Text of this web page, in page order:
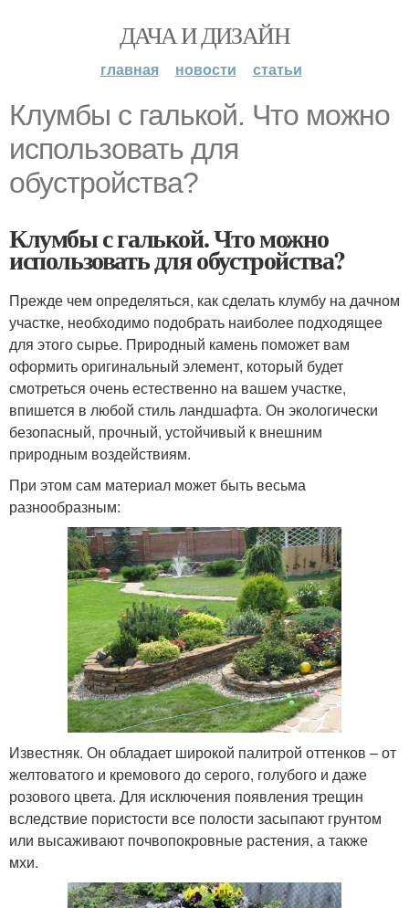
ДАЧА И ДИЗАЙН
главная новости статьи
Клумбы с галькой. Что можно
использовать для
обустройства?
Клумбы с галькой. Что можно
использовать для обустройства?
Прежде чем определяться, как сделать клумбу на дачном
участке, необходимо подобрать наиболее подходящее
для этого сырье. Природный камень поможет вам
оформить оригинальный элемент, который будет
смотреться очень естественно на вашем участке,
впишется в любой стиль ландшафта. Он экологически
безопасный, прочный, устойчивый к внешним
природным воздействиям.
При этом сам материал может быть весьма
разнообразным:
Известняк. Он обладает широкой палитрой оттенков – от
желтоватого и кремового до серого, голубого и даже
розового цвета. Для исключения появления трещин
вследствие пористости все полости засыпают грунтом
или высаживают почвопокровные растения, а также
мхи.